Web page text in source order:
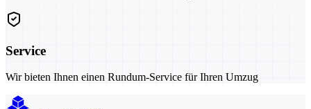
Service
Wir bieten Ihnen einen Rundum-Service für Ihren Umzug